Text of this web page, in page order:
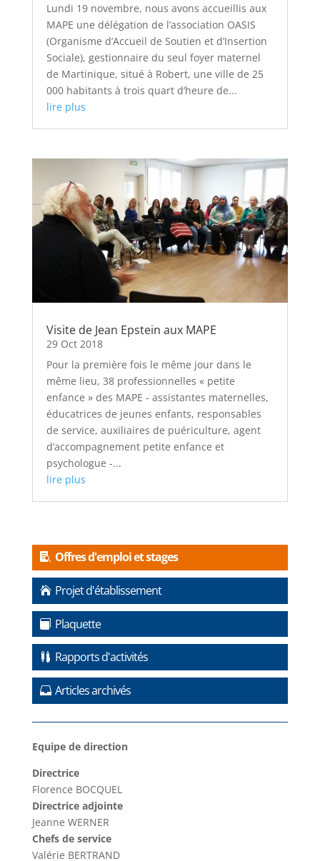
Lundi 19 novembre, nous avons accueillis aux
MAPE une délégation de l’association OASIS
(Organisme d’Accueil de Soutien et d’Insertion
Sociale), gestionnaire du seul foyer maternel
de Martinique, situé à Robert, une ville de 25
000 habitants à trois quart d’heure de...
lire plus
Visite de Jean Epstein aux MAPE
29 Oct 2018
Pour la première fois le même jour dans le
même lieu, 38 professionnelles « petite
enfance » des MAPE - assistantes maternelles,
éducatrices de jeunes enfants, responsables
de service, auxiliaires de puériculture, agent
d’accompagnement petite enfance et
psychologue -...
lire plus
Offres d'emploi et stages
Projet d'établissement
Plaquette
Rapports d'activités
Articles archivés
Equipe de direction
Directrice
Florence BOCQUEL
Directrice adjointe
Jeanne WERNER
Chefs de service
Valérie BERTRAND